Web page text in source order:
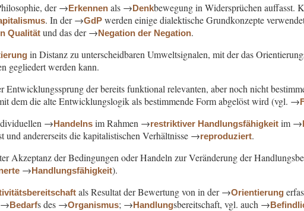
der →Erkennen als →Denkbewegung in Widersprüchen auffasst.
. In der →GdP werden einige dialektische Grundkonzepte
Qualität und das der →Negation der Negation.
in Distanz zu unterscheidbaren Umweltsignalen, mit der das
gegliedert werden kann.
Entwicklungssprung der bereits funktional relevanten, aber noch nicht
dem die alte Entwicklungslogik als bestimmende Form abgelöst wird (vgl. →
→Handelns im Rahmen →restriktiver Handlungsfähigkeit im →
und andererseits die kapitalistischen Verhältnisse →reproduziert.
Akzeptanz der Bedingungen oder Handeln zur Veränderung der
→Handlungsfähigkeit).
als Resultat der Bewertung von in der →Orientierung
→Bedarfs des →Organismus; →Handlungsbereitschaft, vgl. auch →